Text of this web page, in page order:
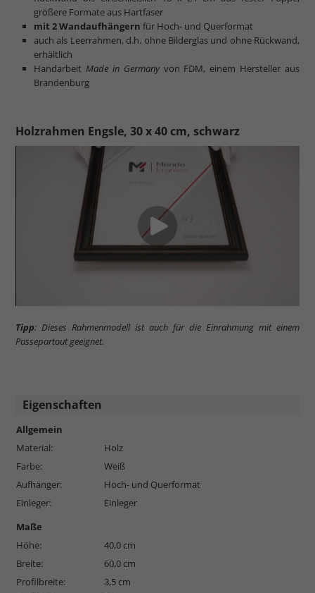
größere Formate aus Hartfaser
mit 2 Wandaufhängern für Hoch- und Querformat
auch als Leerrahmen, d.h. ohne Bilderglas und ohne Rückwand,
erhältlich
Handarbeit Made in Germanyvon FDM, einem Hersteller aus
Brandenburg
Holzrahmen Engsle, 30 x 40 cm, schwarz
Tipp: Dieses Rahmenmodell ist auch für die Einrahmung mit einem
Passepartout geeignet.
Eigenschaften
Allgemein
Material:
Holz
Farbe:
Weiß
Aufhänger:
Hoch- und Querformat
Einleger:
Einleger
Maße
Höhe:
40,0 cm
Breite:
60,0 cm
Profilbreite:
3,5 cm